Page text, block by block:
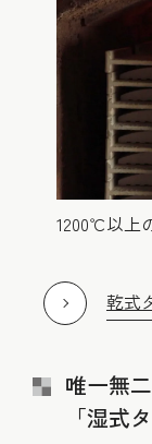
1200℃以上
乾式
唯一無
「湿式